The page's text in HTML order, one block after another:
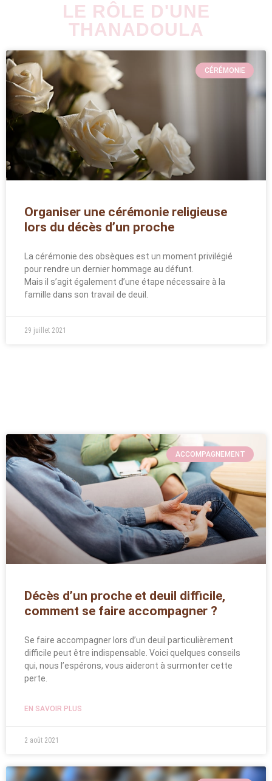
LE RÔLE D'UNE
THANADOULA
CÉRÉMONIE
Organiser une cérémonie religieuse
lors du décès d’un proche
La cérémonie des obsèques est un moment privilégié
pour rendre un dernier hommage au défunt.
Mais il s’agit également d’une étape nécessaire à la
famille dans son travail de deuil.
29 juillet 2021
ACCOMPAGNEMENT
Décès d’un proche et deuil difficile,
comment se faire accompagner ?
Se faire accompagner lors d’un deuil particulièrement
difficile peut être indispensable. Voici quelques conseils
qui, nous l’espérons, vous aideront à surmonter cette
perte.
EN SAVOIR PLUS
2 août 2021